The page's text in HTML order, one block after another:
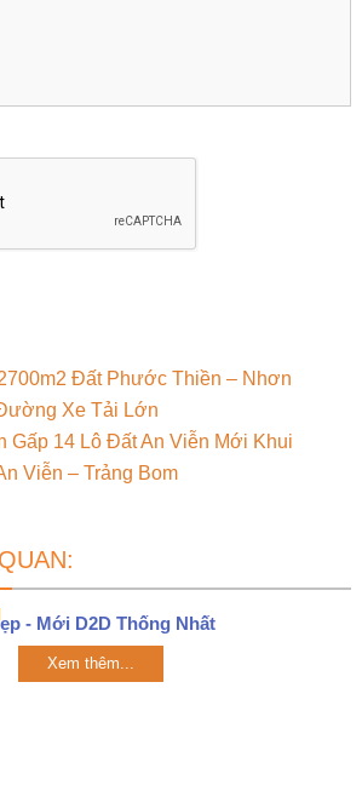
Đất Phước Thiền – Nhơn
Xe Tải Lớn
Gấp 14 Lô Đất An Viễn Mới Khui
Viễn – Trảng Bom
- Mới D2D Thống Nhất
Xem thêm...